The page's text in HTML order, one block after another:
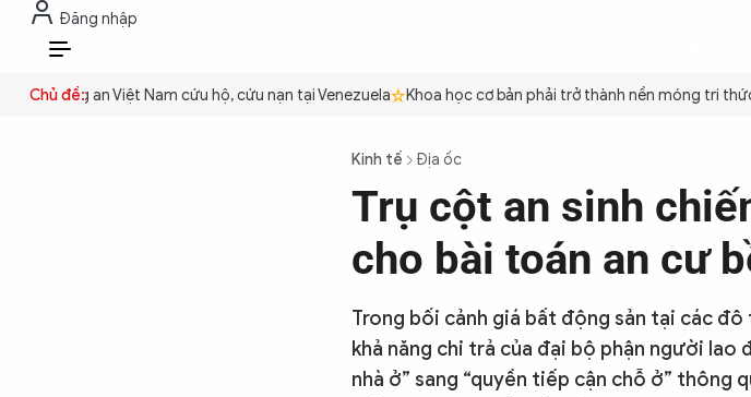
Đăng nhập
VI
Chủ đề:
Công an Việt Nam cứu hộ, cứu nạn tại Venezuela Khoa học cơ bản phải trở thành nền móng tri thức
Kinh tế Địa ốc
Trụ cột an sinh
cho bài toán an cư
Trong bối cảnh giá bất động sản tại các
khả năng chi trả của đại bộ phận người
nhà ở” sang “quyền tiếp cận chỗ ở” thông